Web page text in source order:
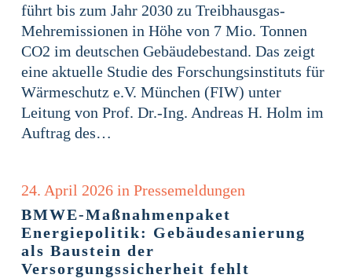
führt bis zum Jahr 2030 zu Treibhausgas-
Mehremissionen in Höhe von 7 Mio. Tonnen
CO2 im deutschen Gebäudebestand. Das zeigt
eine aktuelle Studie des Forschungsinstituts für
Wärmeschutz e.V. München (FIW) unter
Leitung von Prof. Dr.-Ing. Andreas H. Holm im
Auftrag des…
24. April 2026in Pressemeldungen
BMWE-Maßnahmenpaket
Energiepolitik: Gebäudesanierung
als Baustein der
Versorgungssicherheit fehlt